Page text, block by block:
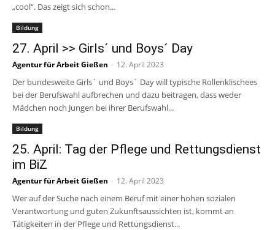
„cool“. Das zeigt sich schon...
Bildung
27. April >> Girls´ und Boys´ Day
Agentur für Arbeit Gießen - 12. April 2023
Der bundesweite Girls´ und Boys´ Day will typische Rollenklischees
bei der Berufswahl aufbrechen und dazu beitragen, dass weder
Mädchen noch Jungen bei ihrer Berufswahl...
Bildung
25. April: Tag der Pflege und Rettungsdienst
im BiZ
Agentur für Arbeit Gießen - 12. April 2023
Wer auf der Suche nach einem Beruf mit einer hohen sozialen
Verantwortung und guten Zukunftsaussichten ist, kommt an
Tätigkeiten in der Pflege und Rettungsdienst...